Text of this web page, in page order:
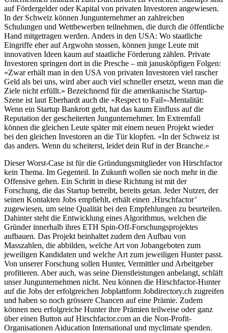
auf Fördergelder oder Kapital von privaten Investoren angewiesen.
In der Schweiz können Jungunternehmer an zahlreichen
Schulungen und Wettbewerben teilnehmen, die durch die öffentliche
Hand mitgetragen werden. Anders in den USA: Wo staatliche
Eingriffe eher auf Argwohn stossen, können junge Leute mit
innovativen Ideen kaum auf staatliche Förderung zählen. Private
Investoren springen dort in die Presche – mit janusköpfigen Folgen:
«Zwar erhält man in den USA von privaten Investoren viel rascher
Geld als bei uns, wird aber auch viel schneller ersetzt, wenn man die
Ziele nicht erfüllt.» Bezeichnend für die amerikanische Startup-
Szene ist laut Eberhardt auch die «Respect to Fail»-Mentalität:
Wenn ein Startup Bankrott geht, hat das kaum Einfluss auf die
Reputation der gescheiterten Jungunternehmer. Im Extremfall
können die gleichen Leute später mit einem neuen Projekt wieder
bei den gleichen Investoren an die Tür klopfen. «In der Schweiz ist
das anders. Wenn du scheiterst, leidet dein Ruf in der Branche.»
Dieser Worst-Case ist für die Gründungsmitglieder von Hirschfactor
kein Thema. Im Gegenteil. In Zukunft wollen sie noch mehr in die
Offensive gehen. Ein Schritt in diese Richtung ist mit der
Forschung, die das Startup betreibt, bereits getan. Jeder Nutzer, der
seinen Kontakten Jobs empfiehlt, erhält einen ‚Hirschfactor’
zugewiesen, um seine Qualität bei den Empfehlungen zu beurteilen.
Dahinter steht die Entwicklung eines Algorithmus, welchen die
Gründer innerhalb ihres ETH Spin-Off-Forschungsprojektes
aufbauen. Das Projekt beinhaltet zudem den Aufbau von
Masszahlen, die abbilden, welche Art von Jobangeboten zum
jeweiligen Kandidaten und welche Art zum jeweiligen Hunter passt.
Von unserer Forschung sollen Hunter, Vermittler und Arbeitgeber
profitieren. Aber auch, was seine Dienstleistungen anbelangt, schläft
unser Jungunternehmen nicht. Neu können die Hirschfactor-Hunter
auf die Jobs der erfolgreichen Jobplattform Jobdirectory.ch zugreifen
und haben so noch grössere Chancen auf eine Prämie. Zudem
können neu erfolgreiche Hunter ihre Prämien teilweise oder ganz
über einen Button auf Hirschfactor.com an die Non-Profit-
Organisationen Aiducation International und myclimate spenden.